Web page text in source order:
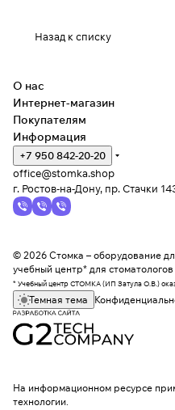
Назад к списку
О нас
Интернет-магазин
Покупателям
Информация
+7 950 842-20-20
office@stomka.shop
г. Ростов-на-Дону, пр. Стачки
© 2026 Стомка – оборудование
учебный центр* для стоматологов
* Учебный центр СТОМКА (ИП Затула О.В.)
Темная тема
На информационном ресурсе
технологии.